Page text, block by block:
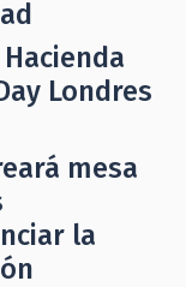
Londres
mesa
la